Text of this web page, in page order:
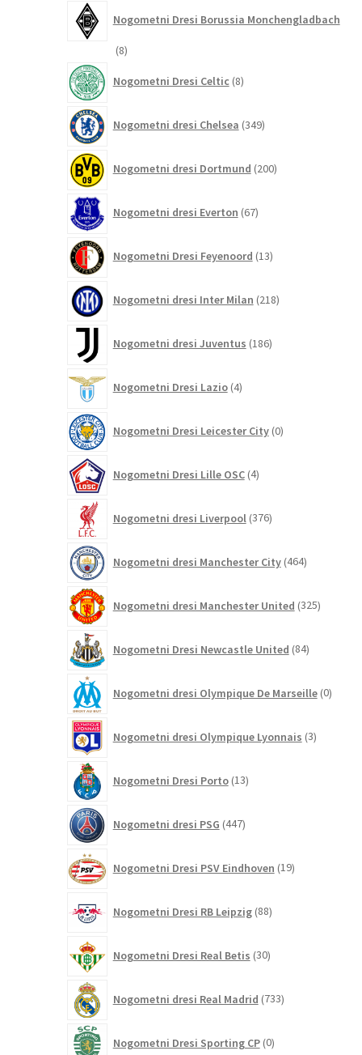
Nogometni Dresi Borussia Monchengladbach
88
Nogometni Dresi Celtic 8izdelkov
Nogometni dresi Chelsea 349izdelkov
Nogometni dresi Dortmund 200izdelkov
Nogometni dresi Everton 67izdelkov
Nogometni Dresi Feyenoord 13izdelkov
Nogometni dresi Inter Milan 218izdelkov
Nogometni dresi Juventus 186izdelkov
Nogometni Dresi Lazio 4izdelki
Nogometni Dresi Leicester City 0izdelkov
Nogometni Dresi Lille OSC 4izdelki
Nogometni dresi Liverpool 376izdelkov
Nogometni dresi Manchester City 464izdelkov
Nogometni dresi Manchester United 325izdelkov
Nogometni Dresi Newcastle United 84izdelkov
Nogometni dresi Olympique De Marseille 0
Nogometni dresi Olympique Lyonnais 3izdelki
Nogometni Dresi Porto 13izdelkov
Nogometni dresi PSG 447izdelkov
Nogometni Dresi PSV Eindhoven 19izdelkov
Nogometni Dresi RB Leipzig 88izdelkov
Nogometni Dresi Real Betis 30izdelkov
Nogometni dresi Real Madrid 733izdelkov
Nogometni Dresi Sporting CP 0izdelkov